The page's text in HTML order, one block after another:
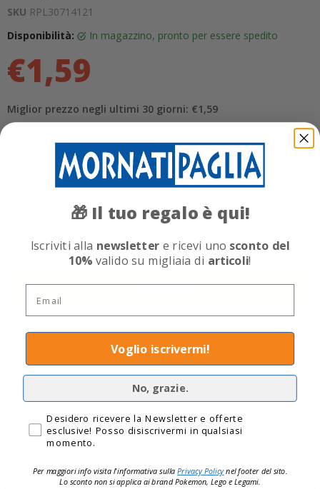
SKU RPL30714121
Disponibilità:
in magazzino, pronto per essere spedito
€1,59
Miglior prezzo negli ultimi 30 giorni: €1,59
Aggiungi al carrello
Acquista ora
Questo articolo è disponibile per il ritiro in
La spedizione in negozio è sempre gratuita!Scopri il
Consegna espressa disponibile 1-4 giorni
Spedizione gratuita per tutti gli ordini superiori a
60,00€
🎁 Il tuo regalo è qui!
Iscriviti alla newslettere ricevi uno sconto del
10% valido su migliaia di articoli!
Voglio iscrivermi!
No, grazie.
Privacy
Desidero ricevere la Newsletter e offerte
esclusive! Posso disiscrivermi in qualsiasi
momento.
Per maggiori info visita l'informativa sullaPrivacy Policynel footer del sito.
Lo sconto non si applica ai brandPokemon, Lego e Legami.